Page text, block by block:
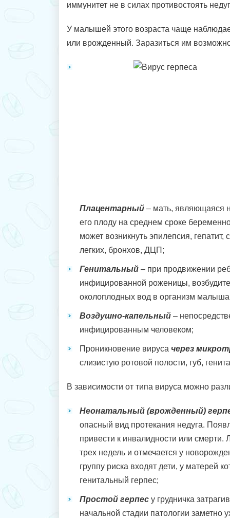
иммунитет не в силах противостоять
У малышей этого возраста чаще
или врожденный. Заразиться им
Плацентарный – мать, являющаяся
его плоду на среднем сроке
может возникнуть эпилепсия,
легких, бронхов, ДЦП;
Генитальный – при продвижении
инфицированной роженицы,
околоплодных вод в организм
Воздушно-капельный –
инфицированным человеком;
Проникновение вируса через
слизистую ротовой полости, губ,
В зависимости от типа вируса можно
Неонатальный (врожденный)
опасный вид протекания недуга.
привести к инвалидности или смерти.
трех недель и отмечается у
группу риска входят дети, у матерей
генитальный герпес;
Простой герпес у грудничка
начальной стадии патологии заметно